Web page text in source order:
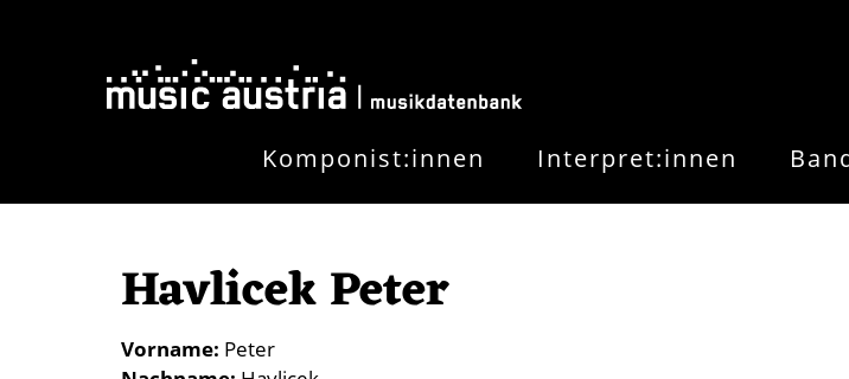
Komponist:innen Interpret:innen
Havlicek Peter
Vorname Peter